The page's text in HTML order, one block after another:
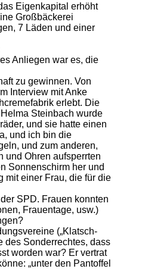
Eigenkapital erhöht
Großbäckerei
7 Läden und einer
Anliegen war es, die
zu gewinnen. Von
Interview mit Anke
erlebt. Die
Steinbach wurde
und sie hatte einen
und ich bin die
und zum anderen,
und Ohren aufsperrten
Sonnenschirm her und
mit einer Frau, die für die
SPD. Frauen konnten
Frauentage, usw.)
(„Klatsch-
des Sonderrechtes, dass
worden war? Er vertrat
„unter den Pantoffel